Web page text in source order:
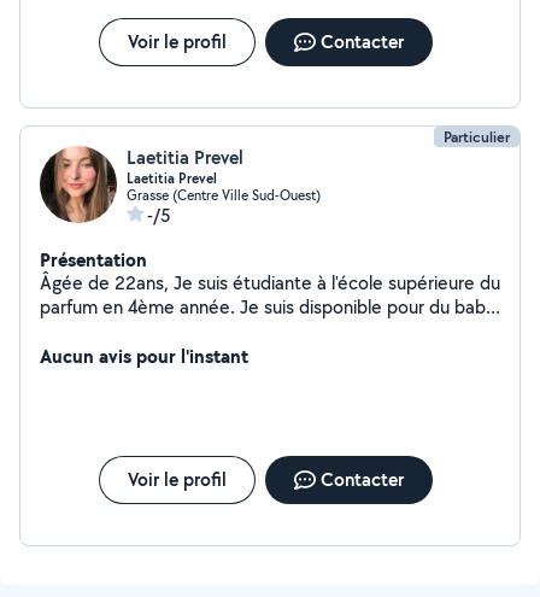
très à l'écoute, vous pourrez compter sur mon
dynamisme et mon dévouement pour vous épauler au
mieux. Au plaisir de vous rencontrer, Ambre
Voir le profil Contacter
Particulier
Laetitia Prevel
Laetitia Prevel
Grasse (Centre Ville Sud-Ouest)
-/5
Présentation
Âgée de 22ans, Je suis étudiante à l'école supérieure du
parfum en 4ème année. Je suis disponible pour du baby-
Aucun avis pour l'instant
Voir le profil Contacter